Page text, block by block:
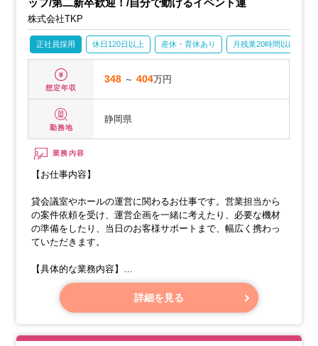
ッフ/第二新卒歓迎！/自分で動けるイベント運
株式会社TKP
正社員採用 休日120日以上 産休・育休あり 月残業20時間以内
想定年収
348 ～404万円
勤務地
静岡県
業務内容
【お仕事内容】
貸会議室やホールの運営に関わるお仕事です。営業担当から
の案件依頼を受け、運営企画を一緒に考えたり、必要な機材
の準備をしたり、当日のお客様サポートまで、幅広く携わっ
ていただきます。
【具体的な業務内容】
・貸会議室をご利用になるお客様への対応
・お客様との打ち合わせや、最適なプランのご提案
詳細を見る